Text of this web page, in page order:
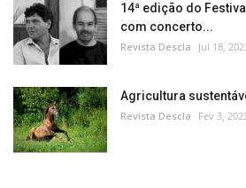
14ª edição do
com concerto...
Revista Descla Jul 18,
Agricultura
Revista Descla Fev 3,